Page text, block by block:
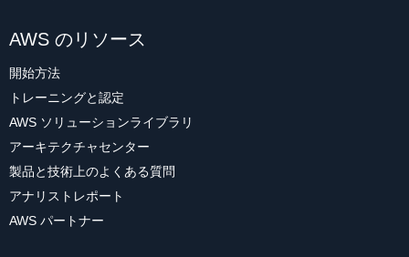
AWS のリソース
開始方法
トレーニングと認定
AWS ソリューションライブラリ
アーキテクチャセンター
製品と技術上のよくある質問
アナリストレポート
AWS パートナー